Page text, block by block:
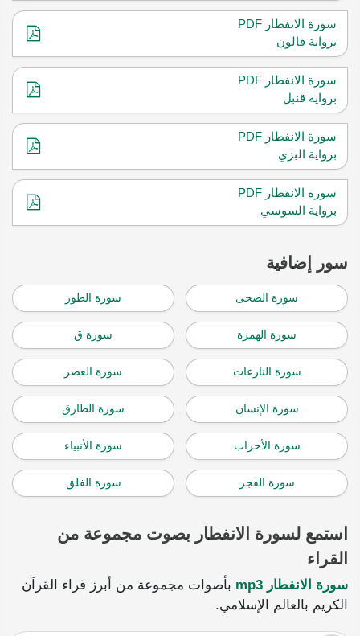
سورة الانفطار PDF
برواية قالون
سورة الانفطار PDF
برواية قنبل
سورة الانفطار PDF
برواية البزي
سورة الانفطار PDF
برواية السوسي
سور إضافية
سورة الضحى سورة الطور
سورة الهمزة سورة ق
سورة النازعات سورة العصر
سورة الإنسان سورة الطارق
سورة الأحزاب سورة الأنبياء
سورة الفجر سورة الفلق
استمع لسورة الانفطار بصوت مجموعة من
القراء
سورة الانفطار mp3
بأصوات مجموعة من أبرز قراء القرآن
الكريم بالعالم الإسلامي.